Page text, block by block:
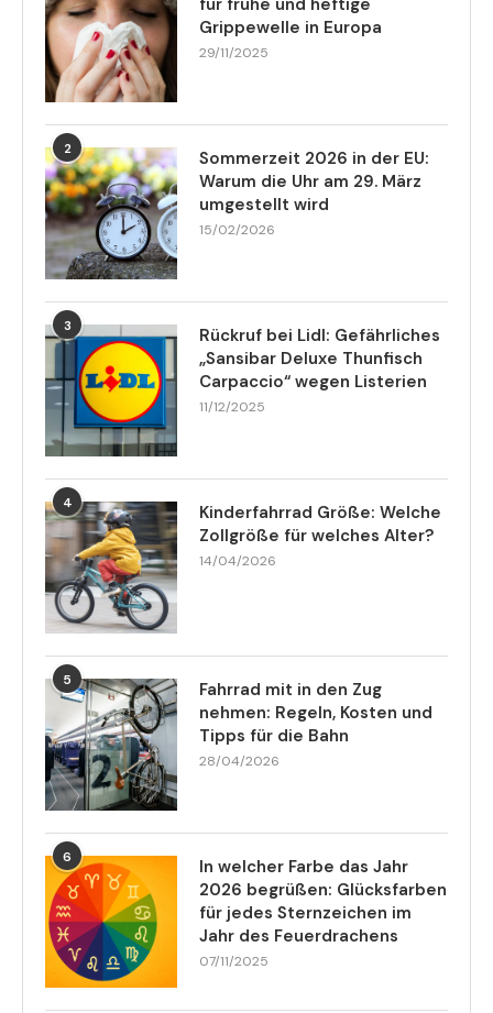
Grippewelle in Europa
29/11/2025
2
Sommerzeit 2026 in der EU:
Warum die Uhr am 29. März
umgestellt wird
15/02/2026
3
Rückruf bei Lidl: Gefährliches
„Sansibar Deluxe Thunfisch
Carpaccio“ wegen Listerien
11/12/2025
4
Kinderfahrrad Größe: Welche
Zollgröße für welches Alter?
14/04/2026
5
Fahrrad mit in den Zug
nehmen: Regeln, Kosten und
Tipps für die Bahn
28/04/2026
6
In welcher Farbe das Jahr
2026 begrüßen: Glücksfarben
für jedes Sternzeichen im
Jahr des Feuerdrachens
07/11/2025